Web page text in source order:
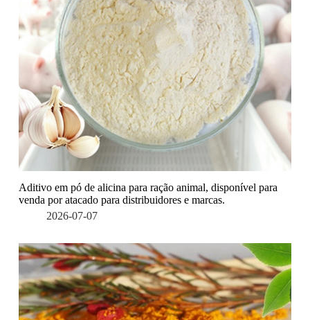
Aditivo em pó de alicina para ração animal, disponível para
venda por atacado para distribuidores e marcas.
2026-07-07